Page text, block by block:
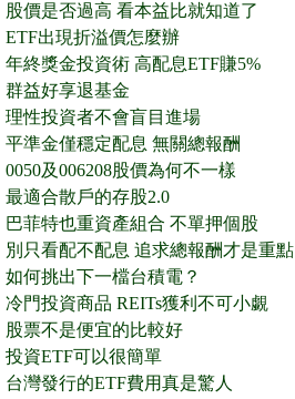
股價是否過高 看本益比就知道了
ETF出現折溢價怎麼辦
年終獎金投資術 高配息ETF賺5%
群益好享退基金
理性投資者不會盲目進場
平準金僅穩定配息 無關總報酬
0050及006208股價為何不一樣
最適合散戶的存股2.0
巴菲特也重資產組合 不單押個股
別只看配不配息 追求總報酬才是重點
如何挑出下一檔台積電？
冷門投資商品 REITs獲利不可小覷
股票不是便宜的比較好
投資ETF可以很簡單
台灣發行的ETF費用真是驚人